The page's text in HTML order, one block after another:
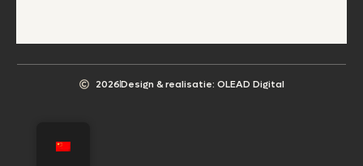
2026Design & realisatie: OLEAD Digital